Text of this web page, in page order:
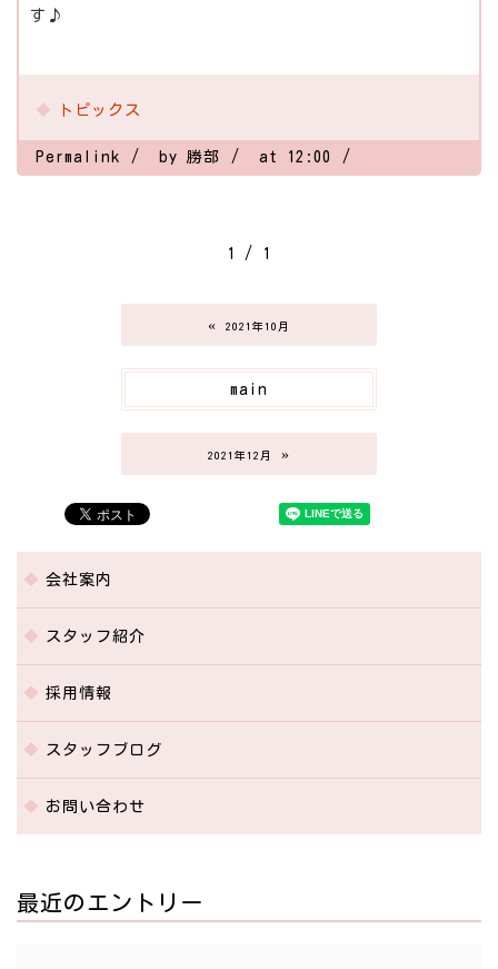
す♪
トピックス
Permalink by 勝部 at 12:00
1 / 1
« 2021年10月
main
2021年12月 »
会社案内
スタッフ紹介
採用情報
スタッフブログ
お問い合わせ
最近のエントリー